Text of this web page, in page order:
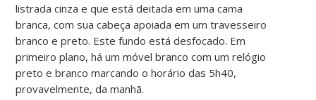
listrada cinza e que está deitada em uma cama
branca, com sua cabeça apoiada em um travesseiro
branco e preto. Este fundo está desfocado. Em
primeiro plano, há um móvel branco com um relógio
preto e branco marcando o horário das 5h40,
provavelmente, da manhã.